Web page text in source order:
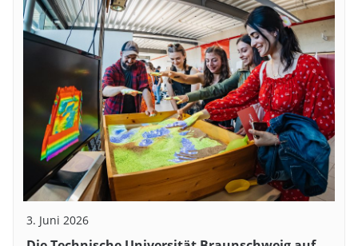
3. Juni 2026